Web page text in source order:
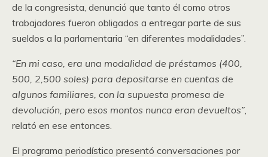
de la congresista, denunció que tanto él como otros
trabajadores fueron obligados a entregar parte de sus
sueldos a la parlamentaria “en diferentes modalidades”.
“En mi caso, era una modalidad de préstamos (400,
500, 2,500 soles) para depositarse en cuentas de
algunos familiares, con la supuesta promesa de
devolución, pero esos montos nunca eran devueltos”
relató en ese entonces.
El programa periodístico presentó conversaciones por